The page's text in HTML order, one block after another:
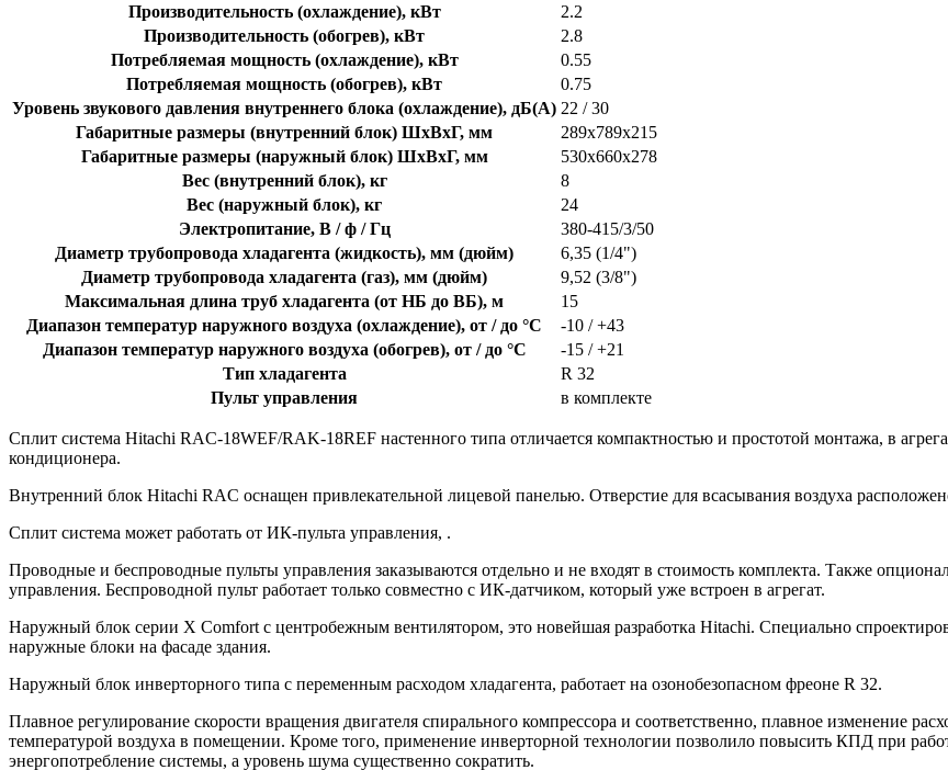
Производительность (охлаждение), кВт
2.2
Производительность (обогрев), кВт
2.8
Потребляемая мощность (охлаждение), кВт
0.55
Потребляемая мощность (обогрев), кВт
0.75
Уровень звукового давления внутреннего блока (охлаждение), дБ(A) 22 / 30
Габаритные размеры (внутренний блок) ШхВхГ, мм
289х789х215
Габаритные размеры (наружный блок) ШхВхГ, мм
530х660х278
Вес (внутренний блок), кг
8
Вес (наружный блок), кг
24
Электропитание, В / ф / Гц
380-415/3/50
Диаметр трубопровода хладагента (жидкость), мм (дюйм)
6,35 (1/4")
Диаметр трубопровода хладагента (газ), мм (дюйм)
9,52 (3/8")
Максимальная длина труб хладагента (от НБ до ВБ), м
15
Диапазон температур наружного воздуха (охлаждение), от / до °С
-10 / +43
Диапазон температур наружного воздуха (обогрев), от / до °С
-15 / +21
Тип хладагента
R 32
Пульт управления
в комплекте
Сплит система Hitachi RAC-18WEF/RAK-18REF настенного типа отличается компактностью и простотой монтажа, в
кондиционера.
Внутренний блок Hitachi RAC оснащен привлекательной лицевой панелью. Отверстие для всасывания воздуха
Сплит система может работать от ИК-пульта управления, .
Проводные и беспроводные пульты управления заказываются отдельно и не входят в стоимость комплекта. Также
управления. Беспроводной пульт работает только совместно с ИК-датчиком, который уже встроен в агрегат.
Наружный блок серии X Comfort с центробежным вентилятором, это новейшая разработка Hitachi. Специально
наружные блоки на фасаде здания.
Наружный блок инверторного типа с переменным расходом хладагента, работает на озонобезопасном фреоне R 32.
Плавное регулирование скорости вращения двигателя спирального компрессора и соответственно, плавное изменение
температурой воздуха в помещении. Кроме того, применение инверторной технологии позволило повысить КПД при
энергопотребление системы, а уровень шума существенно сократить.